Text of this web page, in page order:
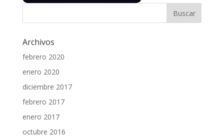
Archivos
febrero 2020
enero 2020
diciembre 2017
febrero 2017
enero 2017
octubre 2016